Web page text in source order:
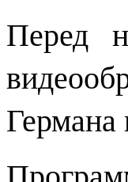
Перед
Германа